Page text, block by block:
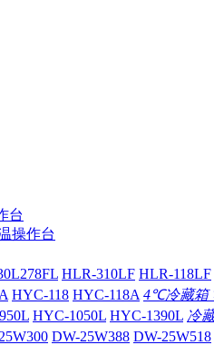
台
操作台
HLR-310LF HLR-118LF
HYC-118 HYC-118A 4℃冷藏箱
HYC-1050L HYC-1390L 冷
DW-25W388 DW-25W518